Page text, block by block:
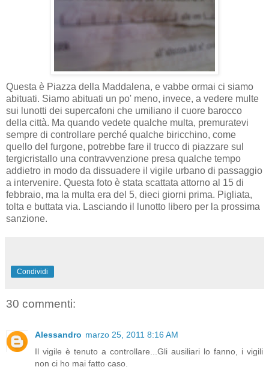
Questa è Piazza della Maddalena, e vabbe ormai ci siamo
abituati. Siamo abituati un po' meno, invece, a vedere multe
sui lunotti dei supercafoni che umiliano il cuore barocco
della città. Ma quando vedete qualche multa, premuratevi
sempre di controllare perché qualche biricchino, come
quello del furgone, potrebbe fare il trucco di piazzare sul
tergicristallo una contravvenzione presa qualche tempo
addietro in modo da dissuadere il vigile urbano di passaggio
a intervenire. Questa foto è stata scattata attorno al 15 di
febbraio, ma la multa era del 5, dieci giorni prima. Pigliata,
tolta e buttata via. Lasciando il lunotto libero per la prossima
sanzione.
Condividi
30 commenti:
Alessandro marzo 25, 2011 8:16 AM
Il vigile è tenuto a controllare...Gli ausiliari lo fanno, i vigili
non ci ho mai fatto caso.